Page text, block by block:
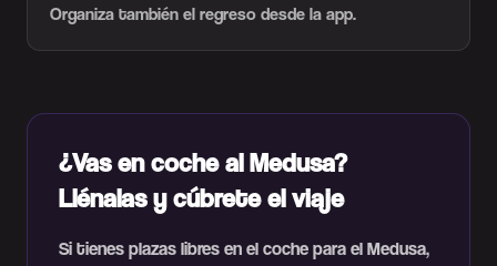
Organiza también el regreso desde la app.
¿Vas en coche al Medusa?
Llénalas y cúbrete el viaje
Si tienes plazas libres en el coche para el Medusa,